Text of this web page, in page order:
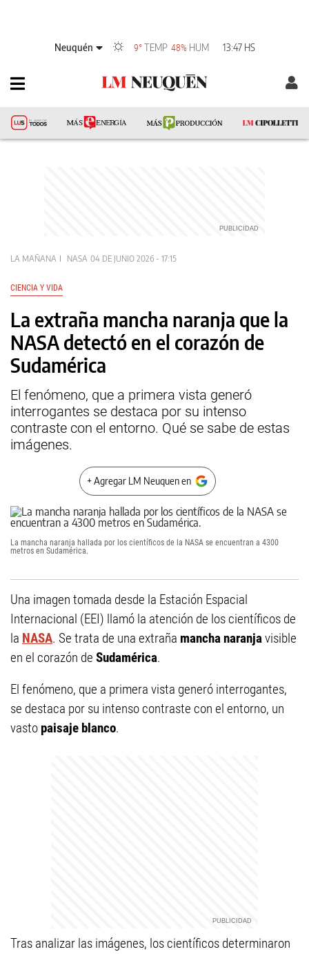
Neuquén 9° TEMP 48% HUM 13:47 HS
LA MAÑANA NASA 04 DE JUNIO 2026 - 17:15
CIENCIA Y VIDA
La extraña mancha naranja que la
NASA detectó en el corazón de
Sudamérica
El fenómeno, que a primera vista generó
interrogantes se destaca por su intenso
contraste con el entorno. Qué se sabe de estas
imágenes.
+ Agregar LM Neuquen en
La mancha naranja hallada por los científicos de la NASA se encuentran a 4300
metros en Sudamérica.
Una imagen tomada desde la Estación Espacial
Internacional (EEI) llamó la atención de los científicos de
la NASA. Se trata de una extraña mancha naranjavisible
en el corazón de Sudamérica.
El fenómeno, que a primera vista generó interrogantes,
se destaca por su intenso contraste con el entorno, un
vasto paisaje blanco.
Tras analizar las imágenes, los científicos determinaron